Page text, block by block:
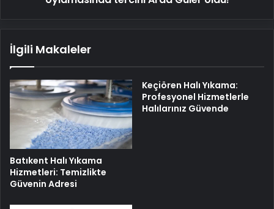
İlgili Makaleler
Batıkent Halı Yıkama
Hizmetleri: Temizlikte
Güvenin Adresi
Keçiören Halı Yıkama:
Profesyonel Hizmetlerle
Halılarınız Güvende